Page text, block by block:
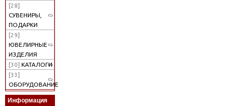
[28]
СУВЕНИРЫ,
ПОДАРКИ
[29]
ЮВЕЛИРНЫЕ
ИЗДЕЛИЯ
[30] КАТАЛОГИ
[33]
ОБОРУДОВАНИЕ
Информация